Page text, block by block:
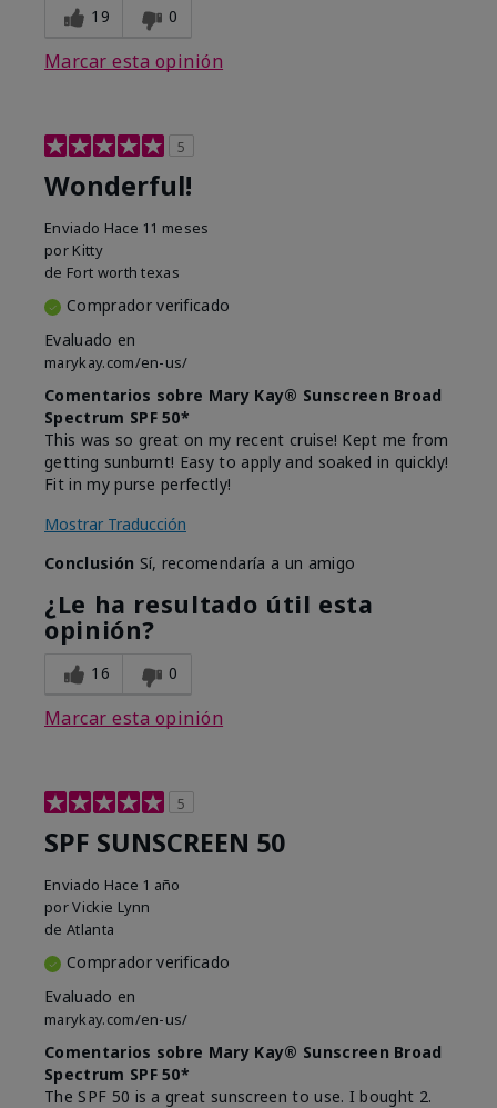
19 0
Marcar esta opinión
5
Wonderful!
Enviado Hace 11 meses
por Kitty
de Fort worth texas
Comprador verificado
Evaluado en
marykay.com/en-us/
Comentarios sobre Mary Kay® Sunscreen Broad
Spectrum SPF 50*
This was so great on my recent cruise! Kept me from
getting sunburnt! Easy to apply and soaked in quickly!
Fit in my purse perfectly!
Mostrar Traducción
Conclusión Sí, recomendaría a un amigo
¿Le ha resultado útil esta
opinión?
16 0
Marcar esta opinión
5
SPF SUNSCREEN 50
Enviado Hace 1 año
porVickie Lynn
de Atlanta
Comprador verificado
Evaluado en
marykay.com/en-us/
Comentarios sobre Mary Kay® Sunscreen Broad
Spectrum SPF 50*
The SPF 50 is a great sunscreen to use. I bought 2.